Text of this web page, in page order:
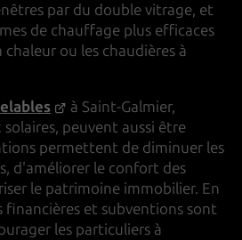
par du double vitrage, et
de chauffage plus efficaces
chaleur ou les chaudières à
à Saint-Galmier,
peuvent aussi être
permettent de diminuer les
d'améliorer le confort des
le patrimoine immobilier. En
financières et subventions sont
les particuliers à